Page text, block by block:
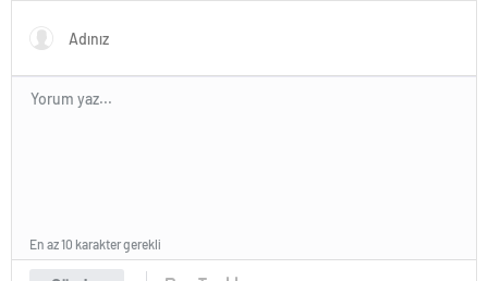
En az 10 karakter gerekli